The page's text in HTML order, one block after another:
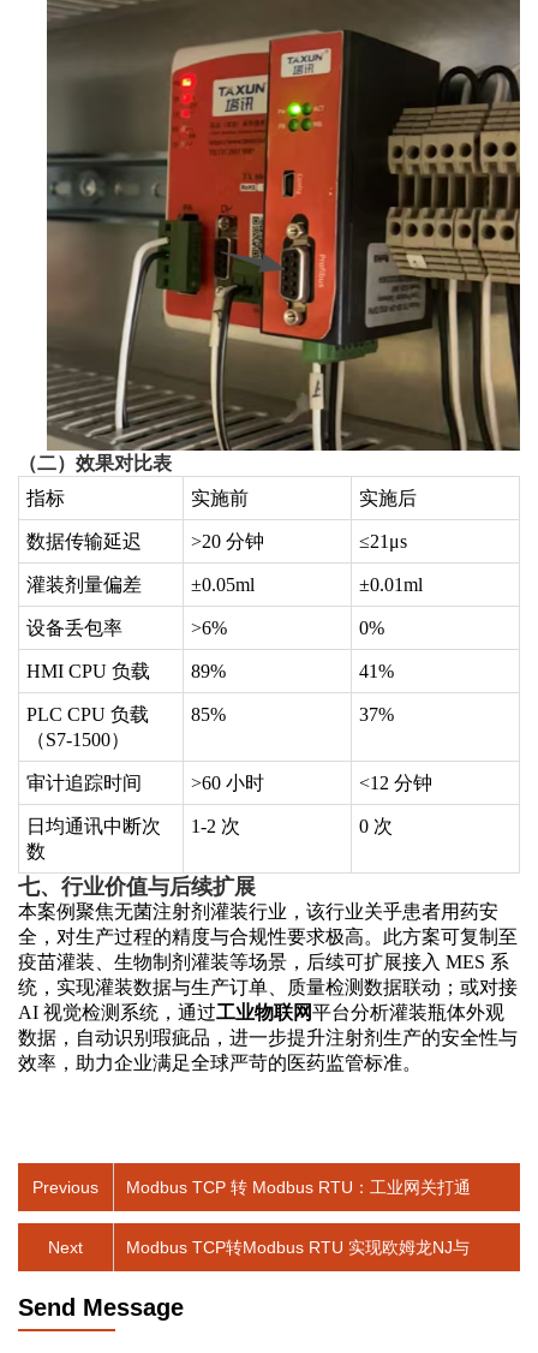
（二）效果对比表
指标
实施前 实施后
数据传输延迟 >20 分钟 ≤21μs
灌装剂量偏差 ±0.05ml ±0.01ml
设备丢包率 >6% 0%
HMI CPU 负载 89% 41%
PLC CPU 负载
（S7-1500）
85% 37%
审计追踪时间 >60 小时 <12 分钟
日均通讯中断次
数
1-2 次 0 次
七、行业价值与后续扩展
本案例聚焦无菌注射剂灌装行业，该行业关乎患者用药安
全，对生产过程的精度与合规性要求极高。此方案可复制至
疫苗灌装、生物制剂灌装等场景，后续可扩展接入 MES 系
统，实现灌装数据与生产订单、质量检测数据联动；或对接
AI 视觉检测系统，通过工业物联网平台分析灌装瓶体外观
数据，自动识别瑕疵品，进一步提升注射剂生产的安全性与
效率，助力企业满足全球严苛的医药监管标准。
Previous Modbus TCP 转 Modbus RTU：工业网关打通
Modbus TCP转Modbus RTU 实现欧姆龙NJ与
Next
Send Message